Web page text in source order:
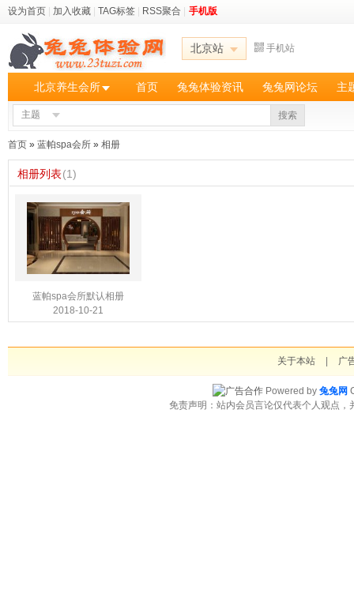
设为首页 加入收藏 TAG标签 RSS聚合 手机版
北京站 手机站
北京养生会所 首页 兔兔体验资讯 兔兔网论坛 主
主题 搜索
首页 » 蓝帕spa会所 » 相册
相册列表(1)
蓝帕spa会所默认相册
2018-10-21
关于本站 广
Powered by 兔兔网
免责声明：站内会员言论仅代表个人观点